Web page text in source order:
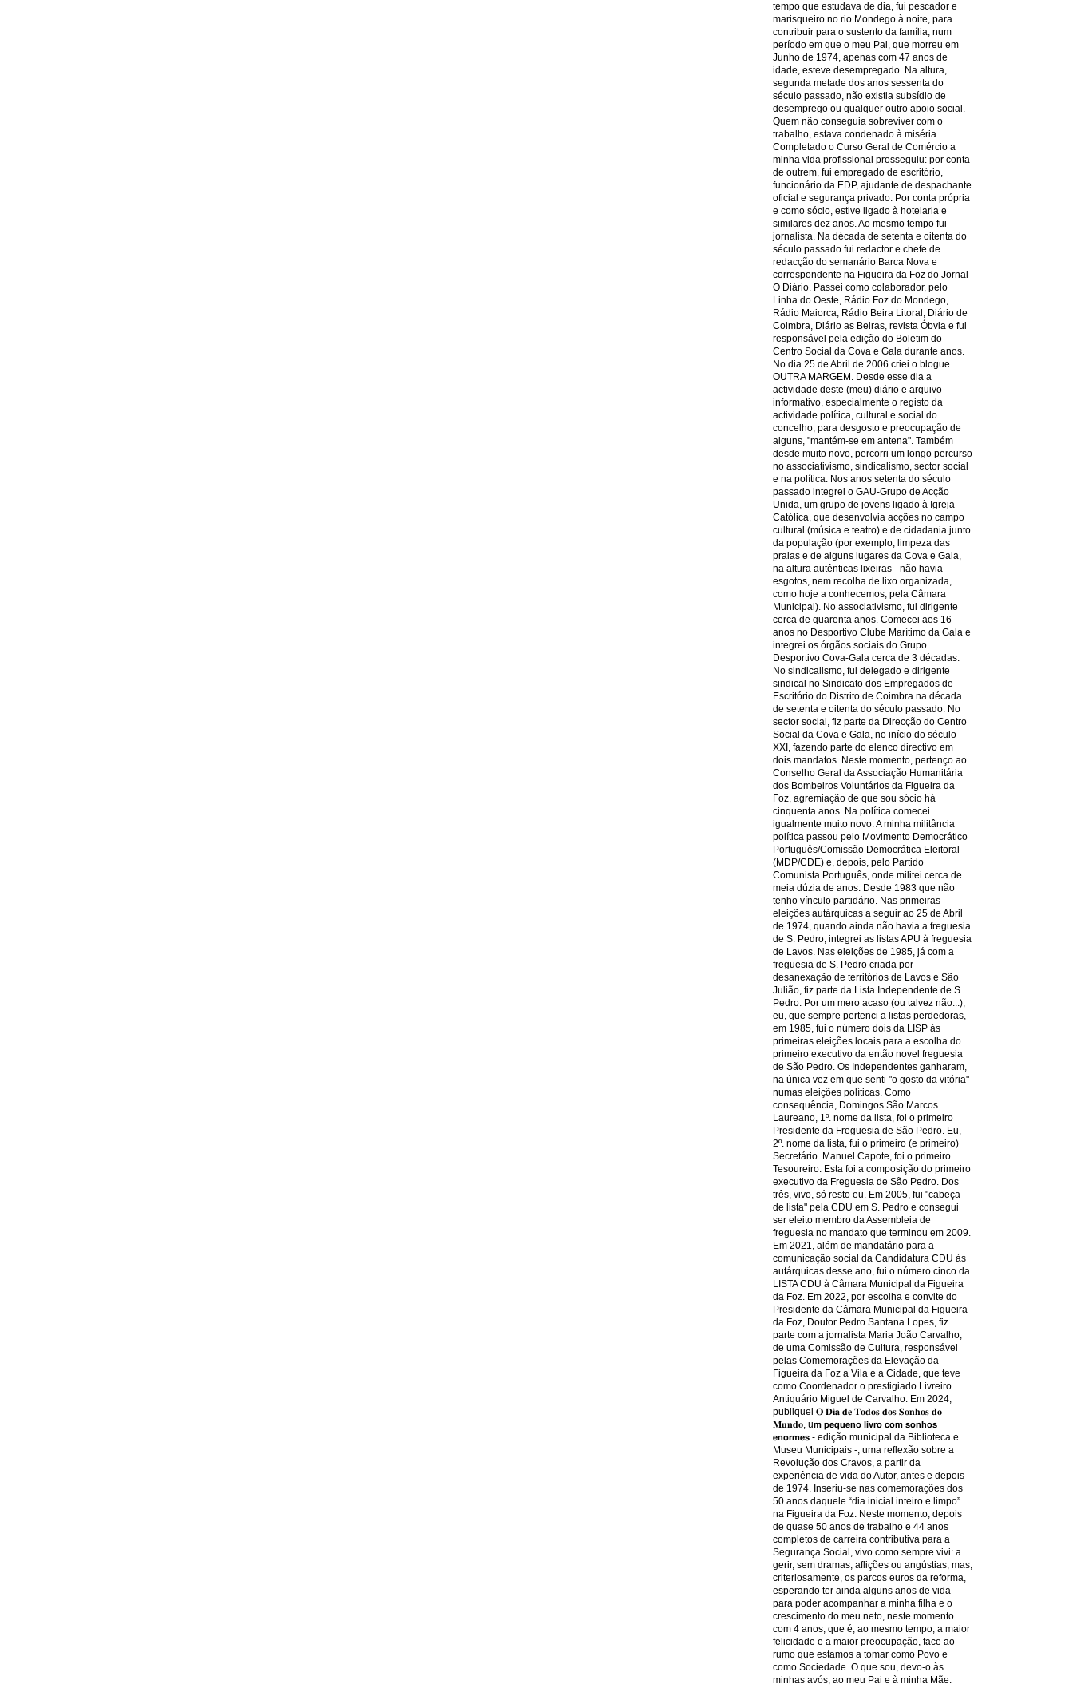
tempo que estudava de dia, fui pescador e
marisqueiro no rio Mondego à noite, para
contribuir para o sustento da família, num
período em que o meu Pai, que morreu em
Junho de 1974, apenas com 47 anos de
idade, esteve desempregado. Na altura,
segunda metade dos anos sessenta do
século passado, não existia subsídio de
desemprego ou qualquer outro apoio social.
Quem não conseguia sobreviver com o
trabalho, estava condenado à miséria.
Completado o Curso Geral de Comércio a
minha vida profissional prosseguiu: por conta
de outrem, fui empregado de escritório,
funcionário da EDP, ajudante de despachante
oficial e segurança privado. Por conta própria
e como sócio, estive ligado à hotelaria e
similares dez anos. Ao mesmo tempo fui
jornalista. Na década de setenta e oitenta do
século passado fui redactor e chefe de
redacção do semanário Barca Nova e
correspondente na Figueira da Foz do Jornal
O Diário. Passei como colaborador, pelo
Linha do Oeste, Rádio Foz do Mondego,
Rádio Maiorca, Rádio Beira Litoral, Diário de
Coimbra, Diário as Beiras, revista Óbvia e fui
responsável pela edição do Boletim do
Centro Social da Cova e Gala durante anos.
No dia 25 de Abril de 2006 criei o blogue
OUTRA MARGEM. Desde esse dia a
actividade deste (meu) diário e arquivo
informativo, especialmente o registo da
actividade política, cultural e social do
concelho, para desgosto e preocupação de
alguns, "mantém-se em antena". Também
desde muito novo, percorri um longo percurso
no associativismo, sindicalismo, sector social
e na política. Nos anos setenta do século
passado integrei o GAU-Grupo de Acção
Unida, um grupo de jovens ligado à Igreja
Católica, que desenvolvia acções no campo
cultural (música e teatro) e de cidadania junto
da população (por exemplo, limpeza das
praias e de alguns lugares da Cova e Gala,
na altura autênticas lixeiras - não havia
esgotos, nem recolha de lixo organizada,
como hoje a conhecemos, pela Câmara
Municipal). No associativismo, fui dirigente
cerca de quarenta anos. Comecei aos 16
anos no Desportivo Clube Marítimo da Gala e
integrei os órgãos sociais do Grupo
Desportivo Cova-Gala cerca de 3 décadas.
No sindicalismo, fui delegado e dirigente
sindical no Sindicato dos Empregados de
Escritório do Distrito de Coimbra na década
de setenta e oitenta do século passado. No
sector social, fiz parte da Direcção do Centro
Social da Cova e Gala, no início do século
XXI, fazendo parte do elenco directivo em
dois mandatos. Neste momento, pertenço ao
Conselho Geral da Associação Humanitária
dos Bombeiros Voluntários da Figueira da
Foz, agremiação de que sou sócio há
cinquenta anos. Na política comecei
igualmente muito novo. A minha militância
política passou pelo Movimento Democrático
Português/Comissão Democrática Eleitoral
(MDP/CDE) e, depois, pelo Partido
Comunista Português, onde militei cerca de
meia dúzia de anos. Desde 1983 que não
tenho vínculo partidário. Nas primeiras
eleições autárquicas a seguir ao 25 de Abril
de 1974, quando ainda não havia a freguesia
de S. Pedro, integrei as listas APU à freguesia
de Lavos. Nas eleições de 1985, já com a
freguesia de S. Pedro criada por
desanexação de territórios de Lavos e São
Julião, fiz parte da Lista Independente de S.
Pedro. Por um mero acaso (ou talvez não...),
eu, que sempre pertenci a listas perdedoras,
em 1985, fui o número dois da LISP às
primeiras eleições locais para a escolha do
primeiro executivo da então novel freguesia
de São Pedro. Os Independentes ganharam,
na única vez em que senti "o gosto da vitória"
numas eleições políticas. Como
consequência, Domingos São Marcos
Laureano, 1º. nome da lista, foi o primeiro
Presidente da Freguesia de São Pedro. Eu,
2º. nome da lista, fui o primeiro (e primeiro)
Secretário. Manuel Capote, foi o primeiro
Tesoureiro. Esta foi a composição do primeiro
executivo da Freguesia de São Pedro. Dos
três, vivo, só resto eu. Em 2005, fui "cabeça
de lista" pela CDU em S. Pedro e consegui
ser eleito membro da Assembleia de
freguesia no mandato que terminou em 2009.
Em 2021, além de mandatário para a
comunicação social da Candidatura CDU às
autárquicas desse ano, fui o número cinco da
LISTA CDU à Câmara Municipal da Figueira
da Foz. Em 2022, por escolha e convite do
Presidente da Câmara Municipal da Figueira
da Foz, Doutor Pedro Santana Lopes, fiz
parte com a jornalista Maria João Carvalho,
de uma Comissão de Cultura, responsável
pelas Comemorações da Elevação da
Figueira da Foz a Vila e a Cidade, que teve
como Coordenador o prestigiado Livreiro
Antiquário Miguel de Carvalho. Em 2024,
publiquei 𝐎 𝐃𝐢𝐚 𝐝𝐞 𝐓𝐨𝐝𝐨𝐬 𝐝𝐨𝐬 𝐒𝐨𝐧𝐡𝐨𝐬 𝐝𝐨
𝐌𝐮𝐧𝐝𝐨, u𝗺 𝗽𝗲𝗾𝘂𝗲𝗻𝗼 𝗹𝗶𝘃𝗿𝗼 𝗰𝗼𝗺 𝘀𝗼𝗻𝗵𝗼𝘀
𝗲𝗻𝗼𝗿𝗺𝗲𝘀 - edição municipal da Biblioteca e
Museu Municipais -, uma reflexão sobre a
Revolução dos Cravos, a partir da
experiência de vida do Autor, antes e depois
de 1974. Inseriu-se nas comemorações dos
50 anos daquele “dia inicial inteiro e limpo”
na Figueira da Foz. Neste momento, depois
de quase 50 anos de trabalho e 44 anos
completos de carreira contributiva para a
Segurança Social, vivo como sempre vivi: a
gerir, sem dramas, aflições ou angústias, mas,
criteriosamente, os parcos euros da reforma,
esperando ter ainda alguns anos de vida
para poder acompanhar a minha filha e o
crescimento do meu neto, neste momento
com 4 anos, que é, ao mesmo tempo, a maior
felicidade e a maior preocupação, face ao
rumo que estamos a tomar como Povo e
como Sociedade. O que sou, devo-o às
minhas avós, ao meu Pai e à minha Mãe.